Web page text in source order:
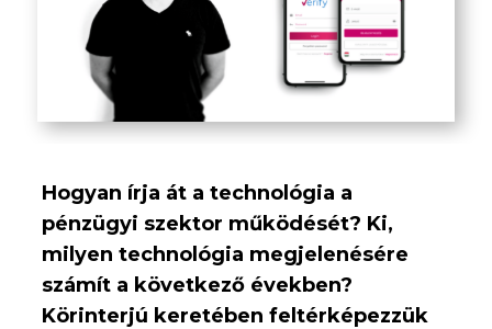
Hogyan írja át a technológia a
pénzügyi szektor működését? Ki,
milyen technológia megjelenésére
számít a következő években?
Körinterjú keretében feltérképezzük